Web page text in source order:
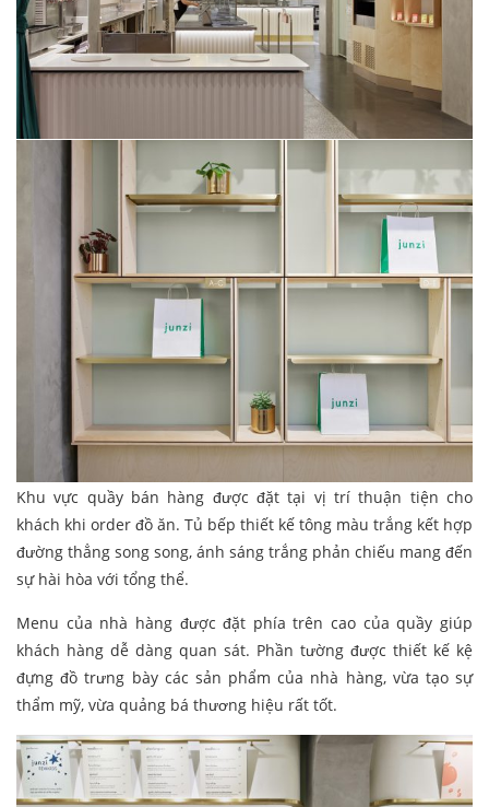
Khu vực quầy bán hàng được đặt tại vị trí thuận tiện cho
khách khi order đồ ăn. Tủ bếp thiết kế tông màu trắng kết hợp
đường thẳng song song, ánh sáng trắng phản chiếu mang đến
sự hài hòa với tổng thể.
Menu của nhà hàng được đặt phía trên cao của quầy giúp
khách hàng dễ dàng quan sát. Phần tường được thiết kế kệ
đựng đồ trưng bày các sản phẩm của nhà hàng, vừa tạo sự
thẩm mỹ, vừa quảng bá thương hiệu rất tốt.